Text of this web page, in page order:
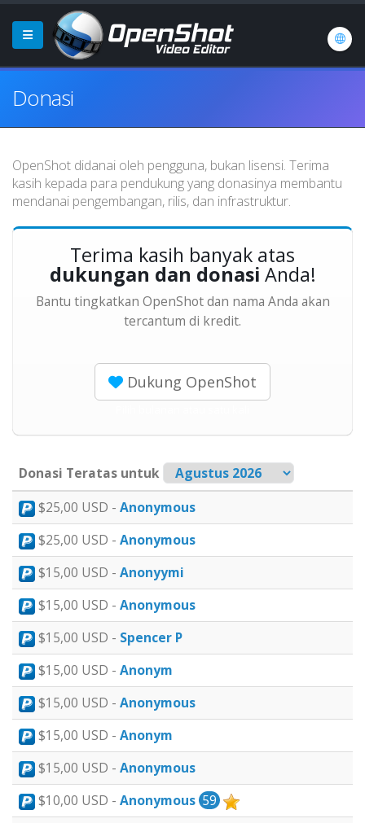
Donasi
OpenShot didanai oleh pengguna, bukan lisensi. Terima
kasih kepada para pendukung yang donasinya membantu
mendanai pengembangan, rilis, dan infrastruktur.
Terima kasih banyak atas
dukungan dan donasi Anda!
Bantu tingkatkan OpenShot dan nama Anda akan
tercantum di kredit.
Dukung OpenShot
Donasi Teratas untuk
$25,00 USD - Anonymous
$25,00 USD - Anonymous
$15,00 USD - Anonyymi
$15,00 USD - Anonymous
$15,00 USD - Spencer P
$15,00 USD - Anonym
$15,00 USD - Anonymous
$15,00 USD - Anonym
$15,00 USD - Anonymous
$10,00 USD - Anonymous 59